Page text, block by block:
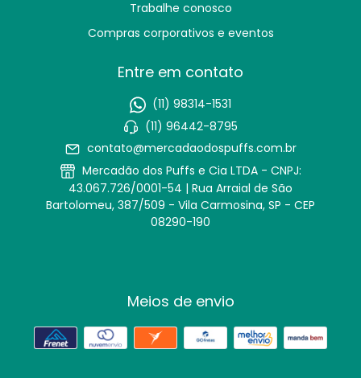
Trabalhe conosco
Compras corporativos e eventos
Entre em contato
(11) 98314-1531
(11) 96442-8795
contato@mercadaodospuffs.com.br
Mercadão dos Puffs e Cia LTDA - CNPJ:
43.067.726/0001-54 | Rua Arraial de São
Bartolomeu, 387/509 - Vila Carmosina, SP - CEP
08290-190
Meios de envio